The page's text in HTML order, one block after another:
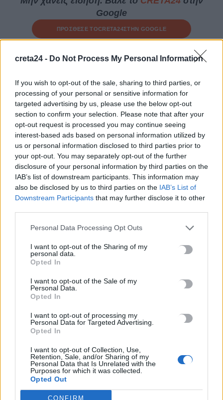
creta24 - Do Not Process My Personal Information
If you wish to opt-out of the sale, sharing to third parties, or
processing of your personal or sensitive information for
targeted advertising by us, please use the below opt-out
section to confirm your selection. Please note that after your
opt-out request is processed you may continue seeing
interest-based ads based on personal information utilized by
us or personal information disclosed to third parties prior to
your opt-out. You may separately opt-out of the further
disclosure of your personal information by third parties on the
IAB’s list of downstream participants. This information may
also be disclosed by us to third parties on the IAB’s List of
Downstream Participants that may further disclose it to other
Personal Data Processing Opt Outs
I want to opt-out of the Sharing of my
personal data.
Opted In
I want to opt-out of the Sale of my
Personal Data.
Opted In
I want to opt-out of processing my
Personal Data for Targeted Advertising.
Opted In
I want to opt-out of Collection, Use,
Retention, Sale, and/or Sharing of my
Personal Data that Is Unrelated with the
Purposes for which it was collected.
Opted Out
CONFIRM
Google
ΠΡΟΣΘΕΣΕ ΤΟCRETA24ΣΤΗΝ GOOGLE
Ποιες οι απάτητες παραλίες της Ελλάδας – My coast: Πώς θα
κάνετε καταγγελία για παρανομίες
8 Αυγούστου, 2026
Περσείδες: Το εντυπωσιακό φαινόμενο πλησιάζει – Πότε θα
δούμε τη «βροχή» των αστεριών
8 Αυγούστου, 2026
Ενοίκια: Πότε γίνονται υποχρεωτικές οι πληρωμές μέσω
8 Αυγούστου, 2026
Ισπανία: Η συγκινητική επανένωση γυναίκας με τα
γαϊδουράκια της μετά τις πυρκαγιές
8 Αυγούστου, 2026
Στις 19 Αυγούστου η γενική συνέλευση του συλλόγου
8 Αυγούστου, 2026
Πανεπιστήμιο Κρήτης για το ακαδημαϊκό έτος 2026-2027
8 Αυγούστου, 2026
Άνοια: Ποια είναι τα επαγγέλματα που προστατεύουν τον